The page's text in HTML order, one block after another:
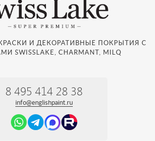
И ДЕКОРАТИВНЫЕ ПОКРЫТИЯ С
SWISSLAKE, CHARMANT, MILQ
8 495 414 28 38
info@englishpaint.ru